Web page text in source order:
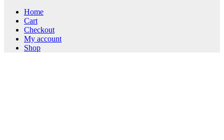
Home
Cart
Checkout
My account
Shop